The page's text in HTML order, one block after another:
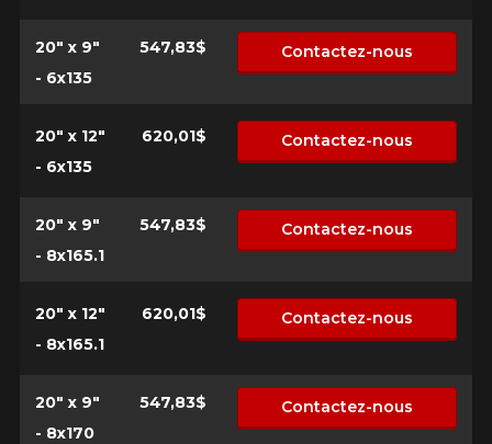
20" x 9"
- 6x135
547,83$ Contactez-nous
20" x 12"
- 6x135
620,01$ Contactez-nous
20" x 9"
- 8x165.1
547,83$ Contactez-nous
20" x 12"
- 8x165.1
620,01$ Contactez-nous
20" x 9"
- 8x170
547,83$ Contactez-nous